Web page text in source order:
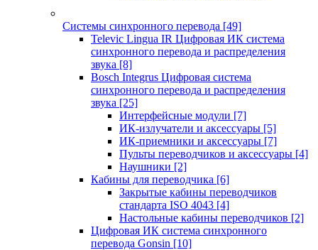
Системы синхронного перевода [49]
Televic Lingua IR Цифровая ИК система
синхронного перевода и распределения
звука [8]
Bosch Integrus Цифровая система
синхронного перевода и распределения
звука [25]
Интерфейсные модули [7]
ИК-излучатели и аксессуары [5]
ИК-приемники и аксессуары [7]
Пульты переводчиков и аксессуары [4]
Наушники [2]
Кабины для переводчика [6]
Закрытые кабины переводчиков
стандарта ISO 4043 [4]
Настольные кабины переводчиков [2]
Цифровая ИК система синхронного
перевода Gonsin [10]